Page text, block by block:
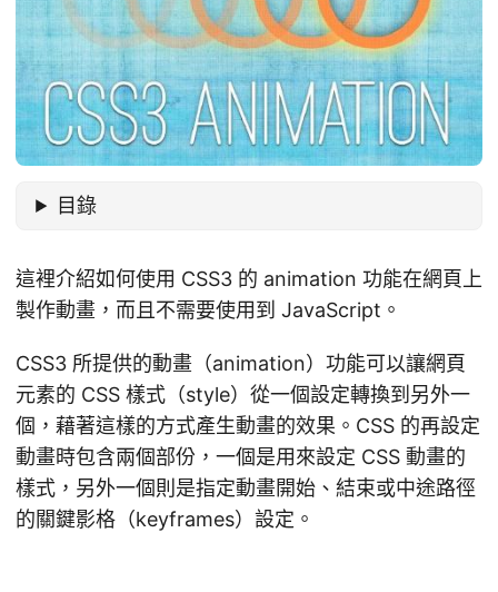
目錄
這裡介紹如何使用 CSS3 的 animation 功能在網頁上
製作動畫，而且不需要使用到 JavaScript。
CSS3 所提供的動畫（animation）功能可以讓網頁
元素的 CSS 樣式（style）從一個設定轉換到另外一
個，藉著這樣的方式產生動畫的效果。CSS 的再設定
動畫時包含兩個部份，一個是用來設定 CSS 動畫的
樣式，另外一個則是指定動畫開始、結束或中途路徑
的關鍵影格（keyframes）設定。